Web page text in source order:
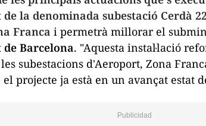
la denominada subestació Cerdà
Franca i permetrà millorar el
de Barcelona. "Aquesta instal·lació
subestacions d'Aeroport, Zona
el projecte ja està en un avançat estat